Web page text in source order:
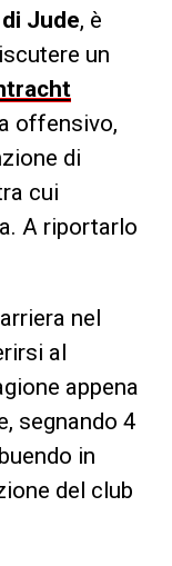
Jude, è
un
offensivo,
di
cui
A riportarlo
nel
al
appena
segnando 4
in
del club